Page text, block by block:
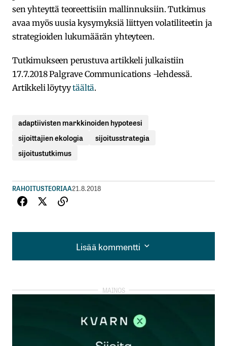
sen yhteyttä teoreettisiin mallinnuksiin. Tutkimus
avaa myös uusia kysymyksiä liittyen volatiliteetin ja
strategioiden lukumäärän yhteyteen.
Tutkimukseen perustuva artikkeli julkaistiin
17.7.2018 Palgrave Communications -lehdessä.
Artikkeli löytyytäältä.
adaptiivisten markkinoiden hypoteesi
sijoittajien ekologia
sijoitusstrategia
sijoitustutkimus
RAHOITUSTEORIAA21.8.2018
Lisää kommentti
Lisää kommentti
kirjautua
rekisteröityä